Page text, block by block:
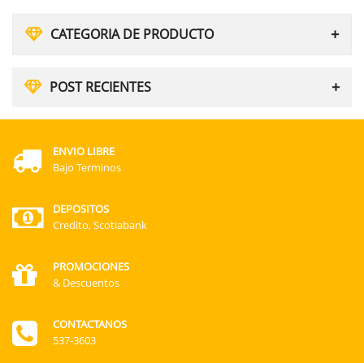
CATEGORIA DE PRODUCTO
POST RECIENTES
ENVIO LIBRE
Bajo Terminos
DEPOSITOS
Credito, Scotiabank
PROMOCIONES
& Descuentos
CONTACTANOS
537-3603